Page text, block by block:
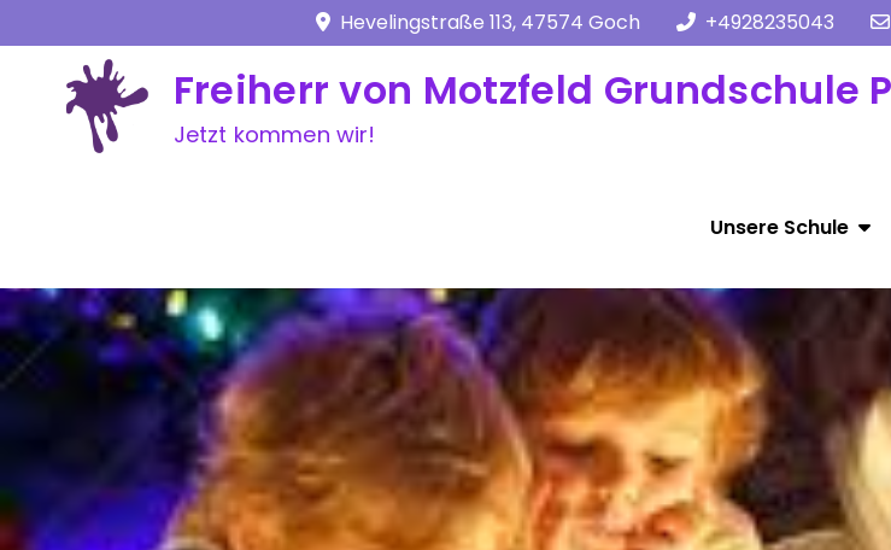
to
content
Hevelingstraße 113, 47574 Goch +4928235043
Freiherr von Motzfeld Grundschule
Jetzt kommen wir!
Unsere Schule